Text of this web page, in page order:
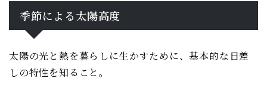
季節による太陽高度
太陽の光と熱を暮らしに生かすために、基本的な日差
しの特性を知ること。